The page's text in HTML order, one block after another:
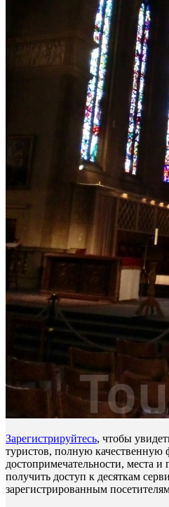
Зарегистрируйтесь, чтобы
туристов, полную
достопримечательности, места
получить доступ к десяткам
зарегистрированным